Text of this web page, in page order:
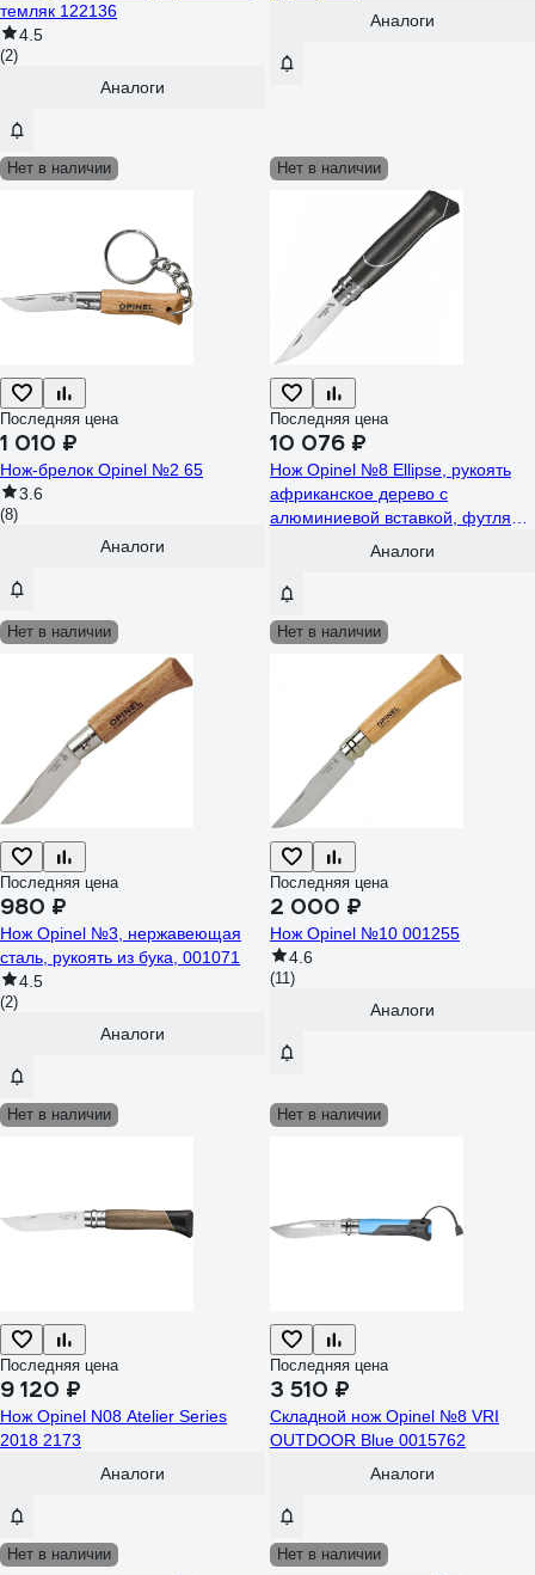
темляк 122136
4.5
(2)
Аналоги
Аналоги
Нет в наличии
Последняя цена
1 010 ₽
Нож-брелок Opinel №2 65
3.6
(8)
Аналоги
Нет в наличии
Последняя цена
10 076 ₽
Нож Opinel №8 Ellipse, рукоять
африканское дерево с
алюминиевой вставкой, футляр,
Аналоги
Нет в наличии
Последняя цена
980 ₽
Нож Opinel №3, нержавеющая
сталь, рукоять из бука, 001071
4.5
(2)
Аналоги
Нет в наличии
Последняя цена
2 000 ₽
Нож Opinel №10 001255
4.6
(11)
Аналоги
Нет в наличии
Последняя цена
9 120 ₽
Нож Opinel N08 Atelier Series
2018 2173
Аналоги
Нет в наличии
Последняя цена
3 510 ₽
Складной нож Opinel №8 VRI
OUTDOOR Blue 0015762
Аналоги
Нет в наличии Нет в наличии